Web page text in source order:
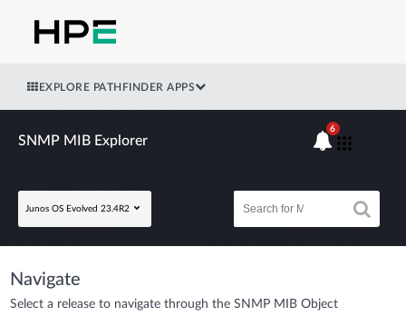
EXPLORE PATHFINDER APPS
SNMP MIB Explorer
Junos OS Evolved 23.4R2
6
Navigate
Select a release to navigate through the SNMP MIB Object